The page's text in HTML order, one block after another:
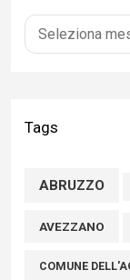
04 Agosto 2026
della comunità»
Marcinelle,
connazionali tra
Tags
ABRUZZO
AVEZZANO
COMUNE